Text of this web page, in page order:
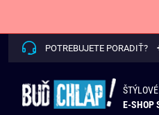
POTREBUJETE PORADIŤ?
E-SHOP